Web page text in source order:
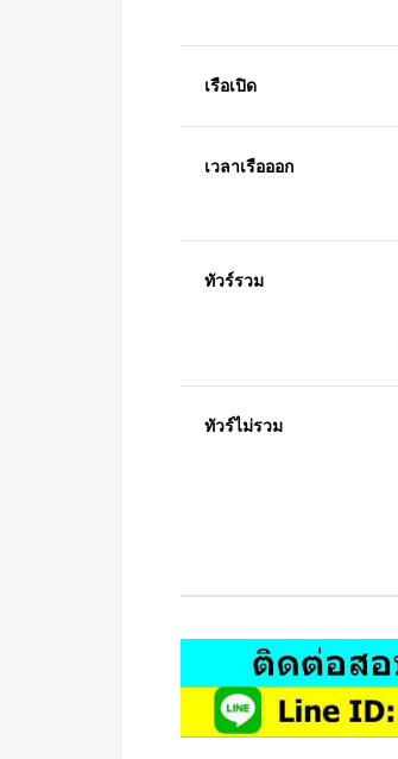
เรือเปิด
เวลาเรือออก
ทัวร์รวม
ทัวร์ไม่รวม